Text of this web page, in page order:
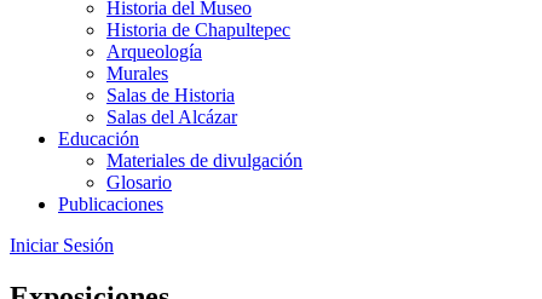
Historia del Museo
Historia de Chapultepec
Arqueología
Murales
Salas de Historia
Salas del Alcázar
Educación
Materiales de divulgación
Glosario
Publicaciones
Iniciar Sesión